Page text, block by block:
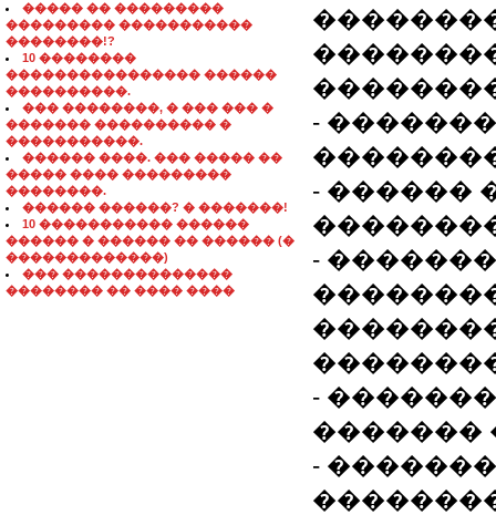
����� �� ���������
��������� �����������
��������!?
10 ��������
���������������� ������
����������.
��� ��������, � ��� ��� �
������� ���������� �
�����������.
������ ����. ��� ����� ��
����� ���� ���������
��������.
������ ������? � �������!
10 ����������� ������
������ � ������ �� ������ (�
�������������)
��� ��������������
�������� �� ���� ����
-
- ������
-
-
�������
-